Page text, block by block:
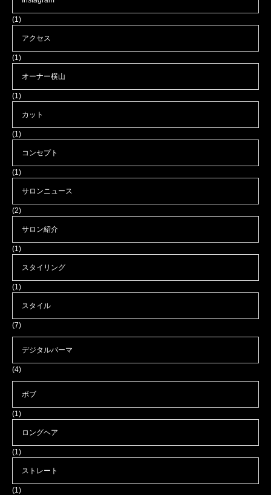
(1)
アクセス
(1)
オーナー横山
(1)
カット
(1)
コンセプト
(1)
サロンニュース
(2)
サロン紹介
(1)
スタイリング
(1)
スタイル
(7)
デジタルパーマ
(4)
ボブ
(1)
ロングヘア
(1)
ストレート
(1)